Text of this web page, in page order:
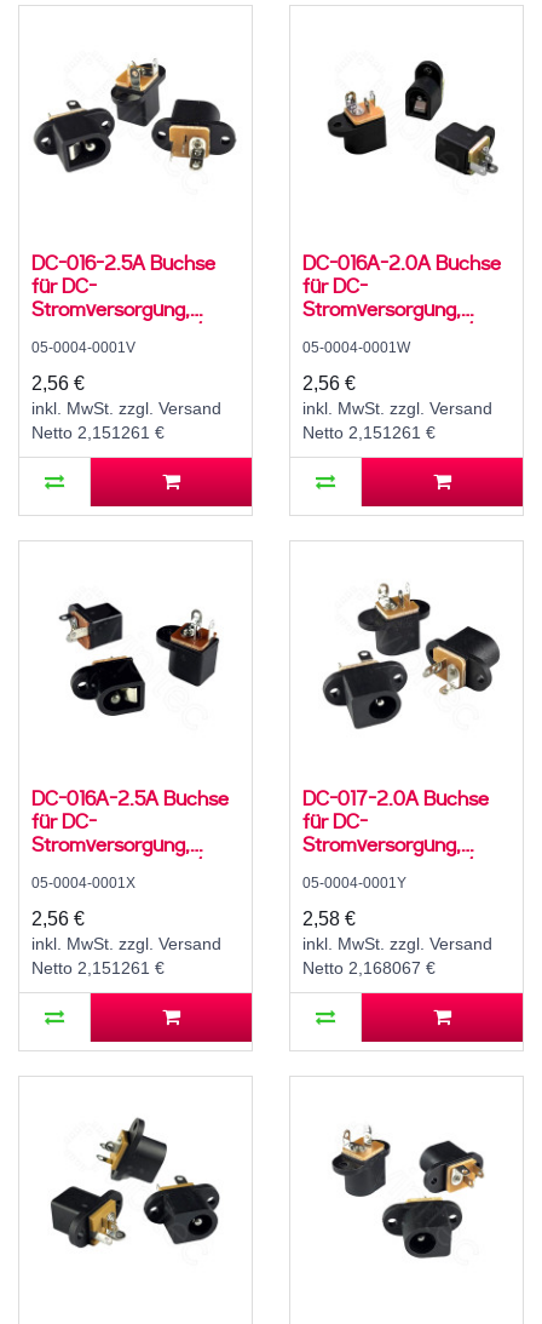
DC-016-2.5A Buchse
für DC-
Stromversorgung,
Lötfahnen, für 5,5 / 2,5
mm Hohlstecker, 30 V,
500 mA, 0°, -20..70 °C
05-0004-0001V
2,56 €
inkl. MwSt. zzgl. Versand
Netto 2,151261 €
DC-016A-2.0A Buchse
für DC-
Stromversorgung,
Lötfahnen, für 5,5 / 2,1
mm Hohlstecker, 30 V,
500 mA, 0°, -20..70 °C
05-0004-0001W
2,56 €
inkl. MwSt. zzgl. Versand
Netto 2,151261 €
DC-016A-2.5A Buchse
für DC-
Stromversorgung,
Lötfahnen, für 5,5 / 2,5
mm Hohlstecker, 30 V,
500 mA, 0°, -20..70 °C
05-0004-0001X
2,56 €
inkl. MwSt. zzgl. Versand
Netto 2,151261 €
DC-017-2.0A Buchse
für DC-
Stromversorgung,
Lötfahnen, für 5,5 / 2,1
mm Hohlstecker, 30 V,
500 mA, 0°, -20..70 °C
05-0004-0001Y
2,58 €
inkl. MwSt. zzgl. Versand
Netto 2,168067 €